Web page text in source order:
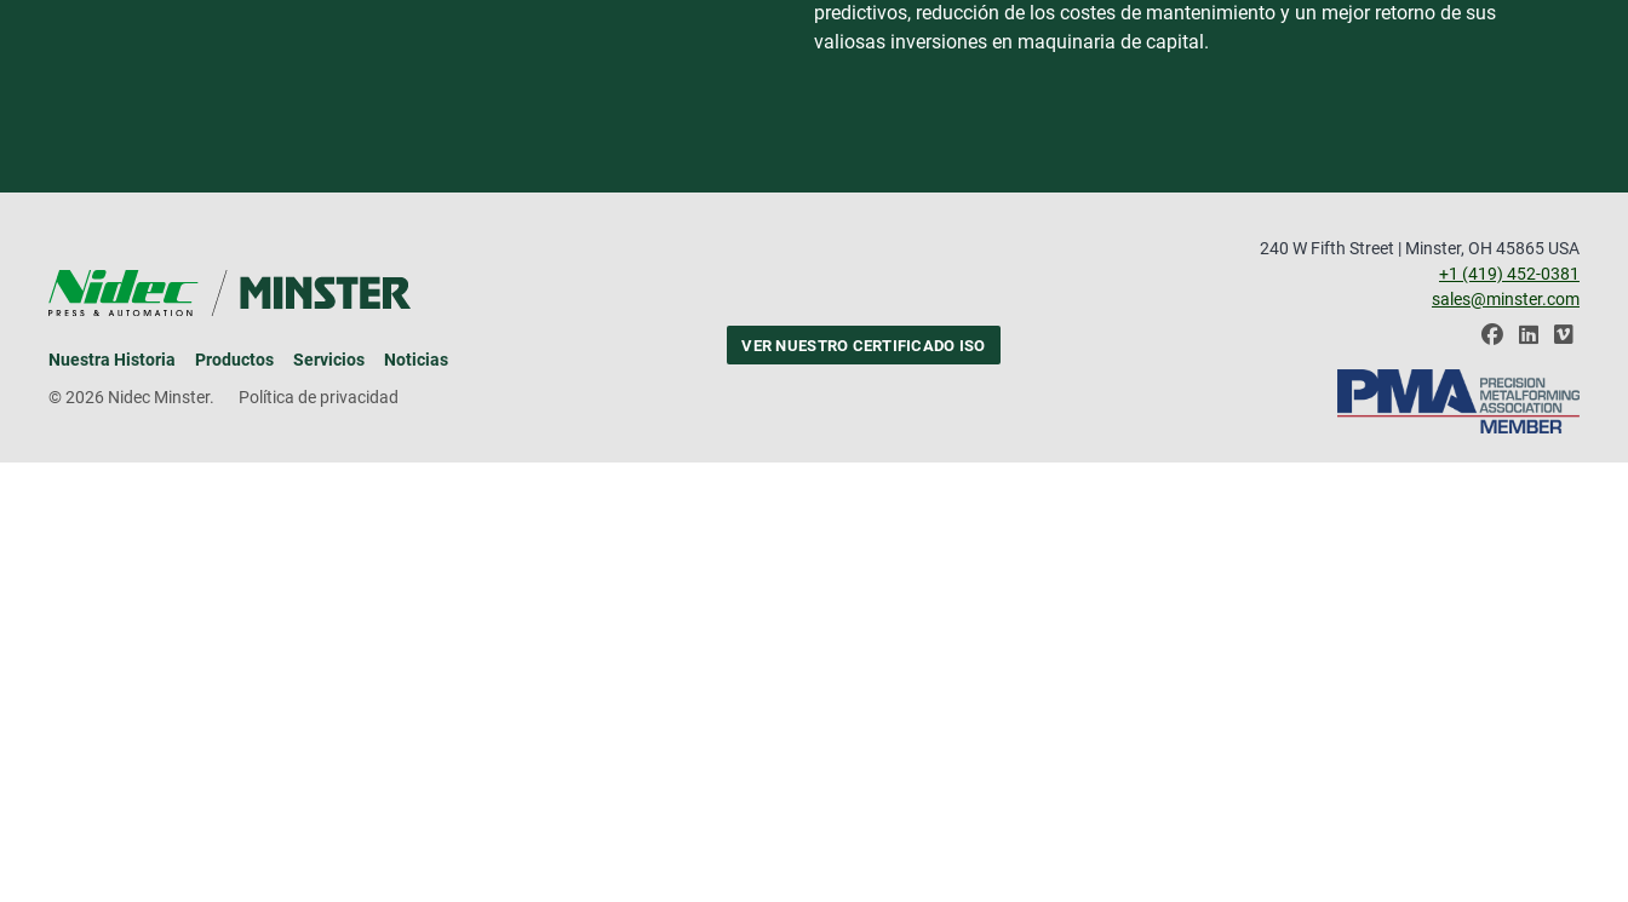
predictivos, reducción de los costes de mantenimiento y un mejor retorno de sus
valiosas inversiones en maquinaria de capital.
Nuestra Historia Productos Servicios
Noticias
© 2026 Nidec Minster.
Política de privacidad
VER NUESTRO CERTIFICADO ISO
240 W Fifth Street | Minster, OH 45865 USA
+1 (419) 452-0381
sales@minster.com